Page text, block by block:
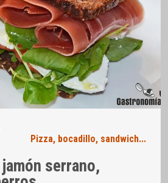
Pizza, bocadillo, sandwich...
serrano,